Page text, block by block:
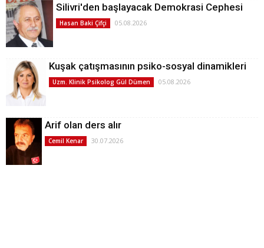
Silivri'den başlayacak Demokrasi Cephesi
Hasan Baki Çifçi 05.08.2026
Kuşak çatışmasının psiko-sosyal dinamikleri
Uzm. Klinik Psikolog Gül Dümen 05.08.2026
Arif olan ders alır
Cemil Kenar 30.07.2026